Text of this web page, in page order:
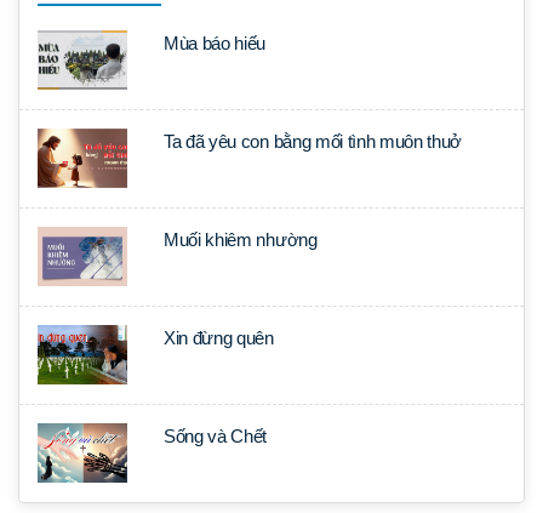
Mùa báo hiếu
Ta đã yêu con bằng mối tình muôn thuở
Muối khiêm nhường
Xin đừng quên
Sống và Chết